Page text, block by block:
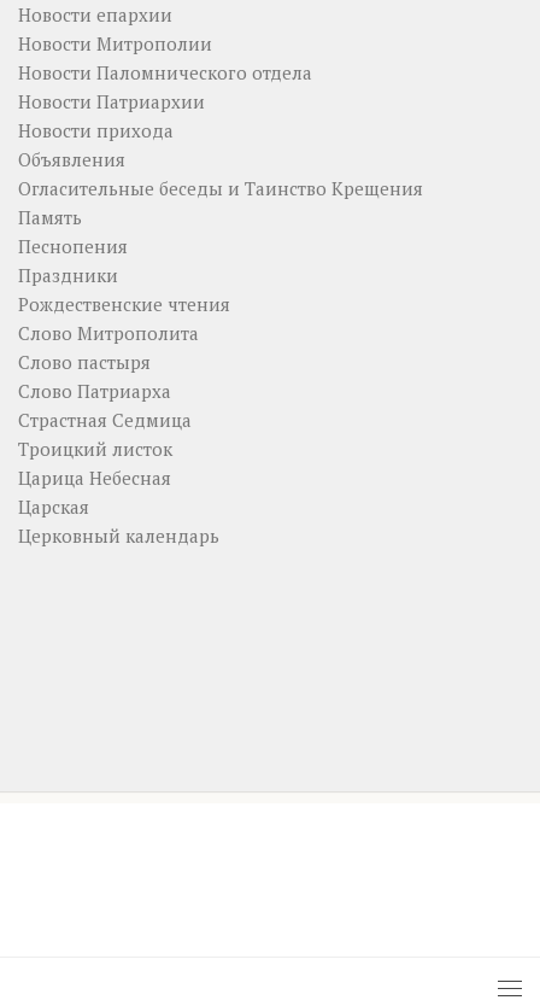
Новости епархии
Новости Митрополии
Новости Паломнического отдела
Новости Патриархии
Новости прихода
Объявления
Огласительные беседы и Таинство Крещения
Память
Песнопения
Праздники
Рождественские чтения
Слово Митрополита
Слово пастыря
Слово Патриарха
Страстная Седмица
Троицкий листок
Царица Небесная
Царская
Церковный календарь